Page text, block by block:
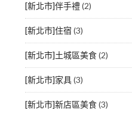
[新北市]伴手禮(2)
[新北市]住宿 (3)
[新北市]土城區美食(2)
[新北市]家具(3)
[新北市]新店區美食(3)